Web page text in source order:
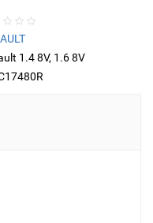
1.4 8V, 1.6 8V